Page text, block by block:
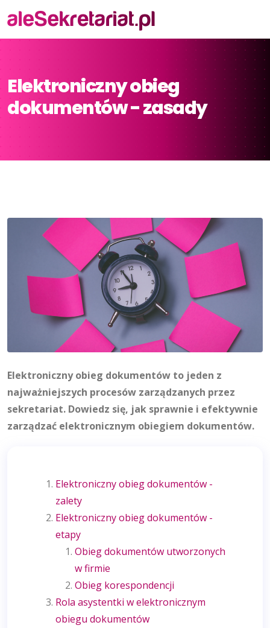
Elektroniczny obieg
dokumentów - zasady
Elektroniczny obieg dokumentów to jeden z
najważniejszych procesów zarządzanych przez
sekretariat. Dowiedz się, jak sprawnie i efektywnie
zarządzać elektronicznym obiegiem dokumentów.
Elektroniczny obieg dokumentów -
zalety
Elektroniczny obieg dokumentów -
etapy
Obieg dokumentów utworzonych
w firmie
Obieg korespondencji
Rola asystentki w elektronicznym
obiegu dokumentów